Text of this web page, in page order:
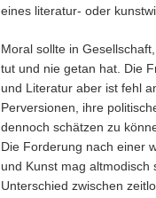
eines literatur- oder
Moral sollte in
tut und nie getan hat. Die
und Literatur aber ist fehl
Perversionen, ihre
dennoch schätzen zu
Die Forderung nach einer
und Kunst mag
Unterschied zwischen